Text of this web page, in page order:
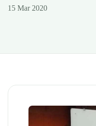
15 Mar 2020